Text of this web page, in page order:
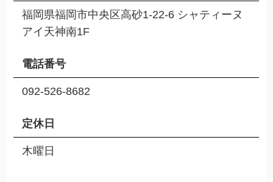
福岡県福岡市中央区高砂1-22-6 シャティーヌ
アイ天神南1F
電話番号
092-526-8682
定休日
木曜日